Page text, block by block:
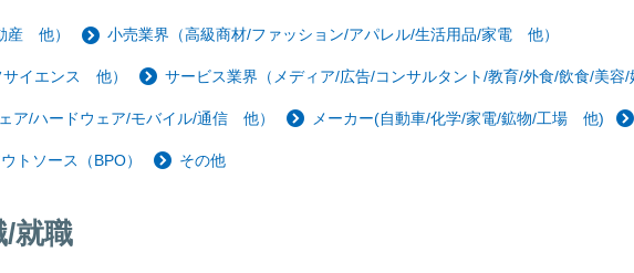
産 他） 小売業界（高級商材/ファッション/アパレル/生活用品/家電 他）
イエンス 他） サービス業界（メディア/広告/コンサルタント/教育/外食/飲食/美容
ア/ハードウェア/モバイル/通信 他） メーカー(自動車/化学/家電/鉱物/工場 他)
トソース（BPO） その他
就職